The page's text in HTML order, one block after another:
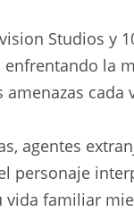
Studios y
la
cada
agentes
personaje
familiar